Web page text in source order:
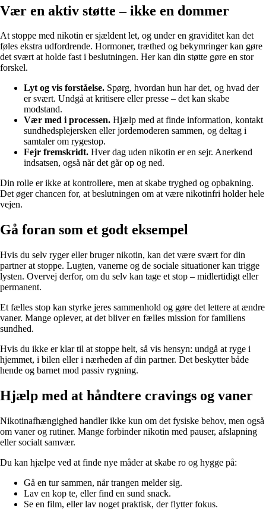
Vær en aktiv støtte – ikke en dommer
At stoppe med nikotin er sjældent let, og under en graviditet kan det
føles ekstra udfordrende. Hormoner, træthed og bekymringer kan gøre
det svært at holde fast i beslutningen. Her kan din støtte gøre en stor
forskel.
Lyt og vis forståelse. Spørg, hvordan hun har det, og hvad der
er svært. Undgå at kritisere eller presse – det kan skabe
modstand.
Vær med i processen. Hjælp med at finde information, kontakt
sundhedsplejersken eller jordemoderen sammen, og deltag i
samtaler om rygestop.
Fejr fremskridt. Hver dag uden nikotin er en sejr. Anerkend
indsatsen, også når det går op og ned.
Din rolle er ikke at kontrollere, men at skabe tryghed og opbakning.
Det øger chancen for, at beslutningen om at være nikotinfri holder hele
vejen.
Gå foran som et godt eksempel
Hvis du selv ryger eller bruger nikotin, kan det være svært for din
partner at stoppe. Lugten, vanerne og de sociale situationer kan trigge
lysten. Overvej derfor, om du selv kan tage et stop – midlertidigt eller
permanent.
Et fælles stop kan styrke jeres sammenhold og gøre det lettere at ændre
vaner. Mange oplever, at det bliver en fælles mission for familiens
sundhed.
Hvis du ikke er klar til at stoppe helt, så vis hensyn: undgå at ryge i
hjemmet, i bilen eller i nærheden af din partner. Det beskytter både
hende og barnet mod passiv rygning.
Hjælp med at håndtere cravings og vaner
Nikotinafhængighed handler ikke kun om det fysiske behov, men også
om vaner og rutiner. Mange forbinder nikotin med pauser, afslapning
eller socialt samvær.
Du kan hjælpe ved at finde nye måder at skabe ro og hygge på:
Gå en tur sammen, når trangen melder sig.
Lav en kop te, eller find en sund snack.
Se en film, eller lav noget praktisk, der flytter fokus.